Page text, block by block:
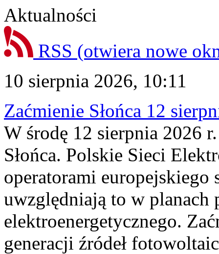
Aktualności
RSS (otwiera nowe
10 sierpnia 2026, 10:11
Zaćmienie Słońca 12
W środę 12 sierpnia 2026
Słońca. Polskie Sieci
operatorami europejskiego
uwzględniają to w planach
elektroenergetycznego.
generacji źródeł